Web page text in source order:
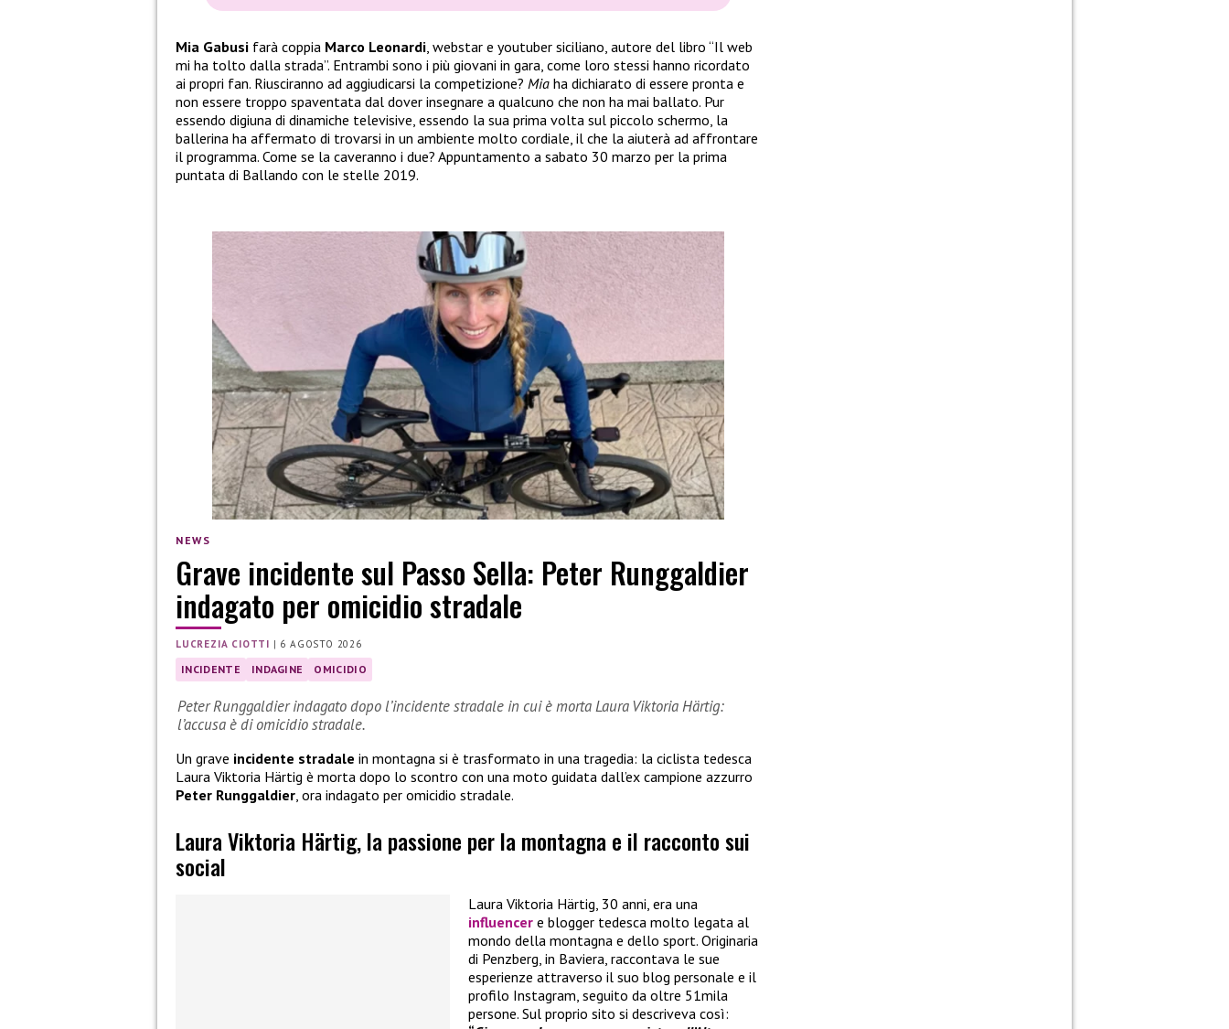
Mia Gabusi farà coppia Marco Leonardi , webstar e youtuber siciliano, autore del libro “Il web
mi ha tolto dalla strada”. Entrambi sono i più giovani in gara, come loro stessi hanno ricordato
ai propri fan. Riusciranno ad aggiudicarsi la competizione? Mia ha dichiarato di essere pronta e
non essere troppo spaventata dal dover insegnare a qualcuno che non ha mai ballato. Pur
essendo digiuna di dinamiche televisive, essendo la sua prima volta sul piccolo schermo, la
ballerina ha affermato di trovarsi in un ambiente molto cordiale, il che la aiuterà ad affrontare
il programma. Come se la caveranno i due? Appuntamento a sabato 30 marzo per la prima
puntata di Ballando con le stelle 2019.
NEWS
Grave incidente sul Passo Sella: Peter Runggaldier
indagato per omicidio stradale
LUCREZIA CIOTTI | 6 AGOSTO 2026
INCIDENTE INDAGINE OMICIDIO
Peter Runggaldier indagato dopo l’incidente stradale in cui è morta Laura Viktoria Härtig:
l’accusa è di omicidio stradale.
Un grave incidente stradale in montagna si è trasformato in una tragedia: la ciclista tedesca
Laura Viktoria Härtig è morta dopo lo scontro con una moto guidata dall’ex campione azzurro
Peter Runggaldier , ora indagato per omicidio stradale.
Laura Viktoria Härtig, la passione per la montagna e il racconto sui
social
Laura Viktoria Härtig, 30 anni, era una
influencer e blogger tedesca molto legata al
mondo della montagna e dello sport. Originaria
di Penzberg, in Baviera, raccontava le sue
esperienze attraverso il suo blog personale e il
profilo Instagram, seguito da oltre 51mila
persone. Sul proprio sito si descriveva così: